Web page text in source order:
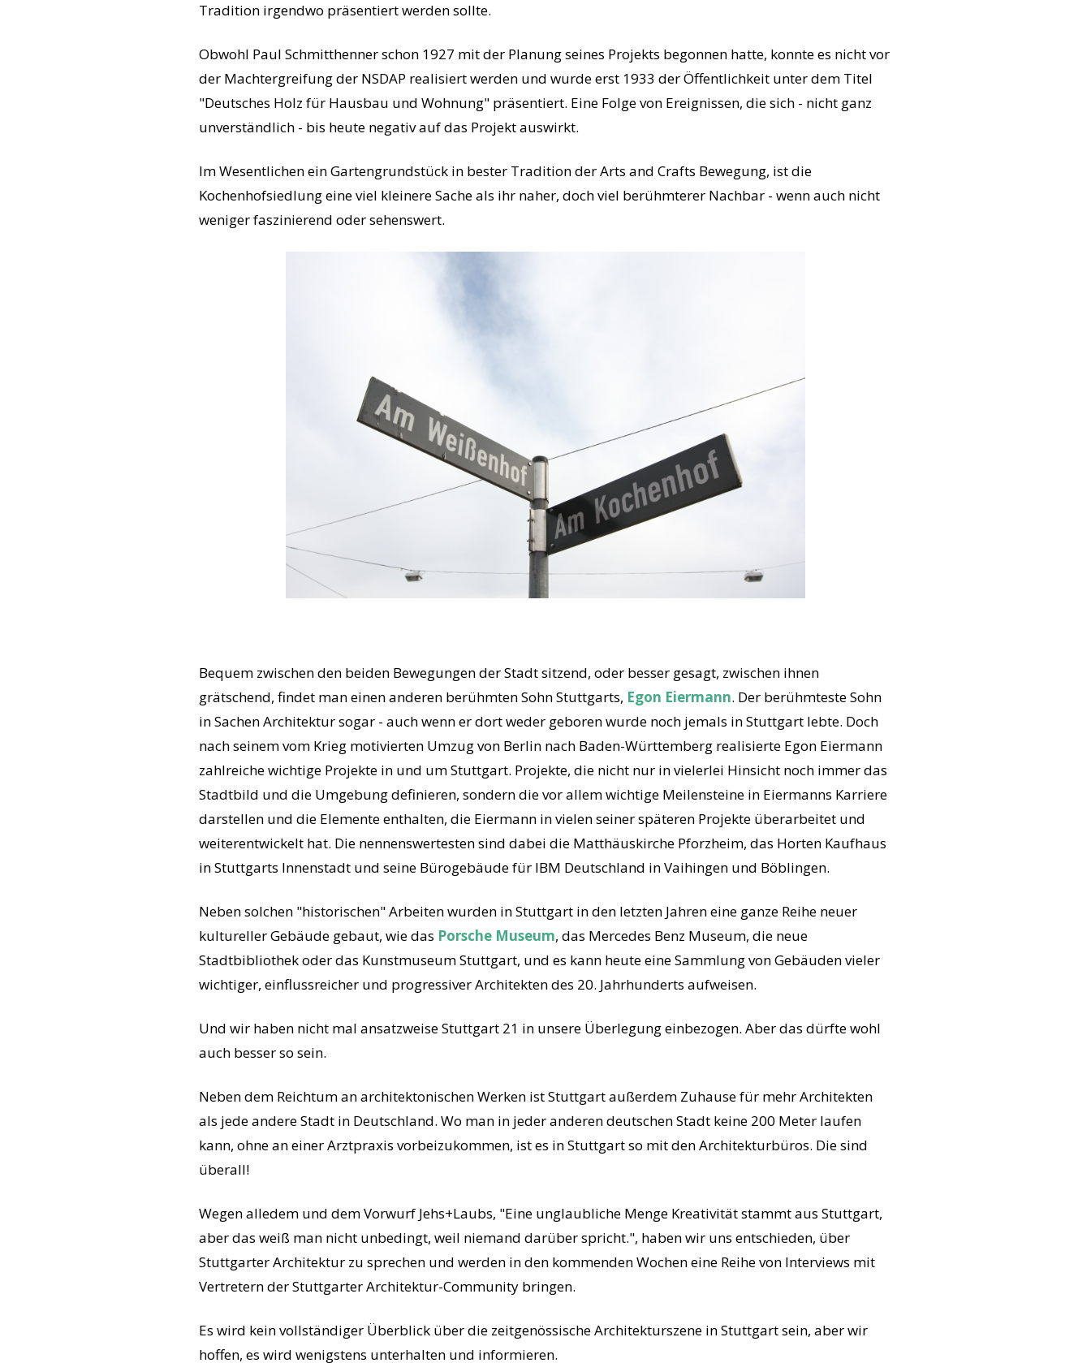
Tradition irgendwo präsentiert werden sollte.
Obwohl Paul Schmitthenner schon 1927 mit der Planung seines Projekts begonnen hatte, konnte es nicht vor
der Machtergreifung der NSDAP realisiert werden und wurde erst 1933 der Öffentlichkeit unter dem Titel
"Deutsches Holz für Hausbau und Wohnung" präsentiert. Eine Folge von Ereignissen, die sich - nicht ganz
unverständlich - bis heute negativ auf das Projekt auswirkt.
Im Wesentlichen ein Gartengrundstück in bester Tradition der Arts and Crafts Bewegung, ist die
Kochenhofsiedlung eine viel kleinere Sache als ihr naher, doch viel berühmterer Nachbar - wenn auch nicht
weniger faszinierend oder sehenswert.
Bequem zwischen den beiden Bewegungen der Stadt sitzend, oder besser gesagt, zwischen ihnen
grätschend, findet man einen anderen berühmten Sohn Stuttgarts, Egon Eiermann. Der berühmteste Sohn
in Sachen Architektur sogar - auch wenn er dort weder geboren wurde noch jemals in Stuttgart lebte. Doch
nach seinem vom Krieg motivierten Umzug von Berlin nach Baden-Württemberg realisierte Egon Eiermann
zahlreiche wichtige Projekte in und um Stuttgart. Projekte, die nicht nur in vielerlei Hinsicht noch immer das
Stadtbild und die Umgebung definieren, sondern die vor allem wichtige Meilensteine in Eiermanns Karriere
darstellen und die Elemente enthalten, die Eiermann in vielen seiner späteren Projekte überarbeitet und
weiterentwickelt hat. Die nennenswertesten sind dabei die Matthäuskirche Pforzheim, das Horten Kaufhaus
in Stuttgarts Innenstadt und seine Bürogebäude für IBM Deutschland in Vaihingen und Böblingen.
Neben solchen "historischen" Arbeiten wurden in Stuttgart in den letzten Jahren eine ganze Reihe neuer
kultureller Gebäude gebaut, wie das Porsche Museum, das Mercedes Benz Museum, die neue
Stadtbibliothek oder das Kunstmuseum Stuttgart, und es kann heute eine Sammlung von Gebäuden vieler
wichtiger, einflussreicher und progressiver Architekten des 20. Jahrhunderts aufweisen.
Und wir haben nicht mal ansatzweise Stuttgart 21 in unsere Überlegung einbezogen. Aber das dürfte wohl
auch besser so sein.
Neben dem Reichtum an architektonischen Werken ist Stuttgart außerdem Zuhause für mehr Architekten
als jede andere Stadt in Deutschland. Wo man in jeder anderen deutschen Stadt keine 200 Meter laufen
kann, ohne an einer Arztpraxis vorbeizukommen, ist es in Stuttgart so mit den Architekturbüros. Die sind
überall!
Wegen alledem und dem Vorwurf Jehs+Laubs, "Eine unglaubliche Menge Kreativität stammt aus Stuttgart,
aber das weiß man nicht unbedingt, weil niemand darüber spricht.", haben wir uns entschieden, über
Stuttgarter Architektur zu sprechen und werden in den kommenden Wochen eine Reihe von Interviews mit
Vertretern der Stuttgarter Architektur-Community bringen.
Es wird kein vollständiger Überblick über die zeitgenössische Architekturszene in Stuttgart sein, aber wir
hoffen, es wird wenigstens unterhalten und informieren.